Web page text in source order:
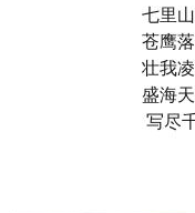
七里
苍鹰
壮我
盛海
写尽